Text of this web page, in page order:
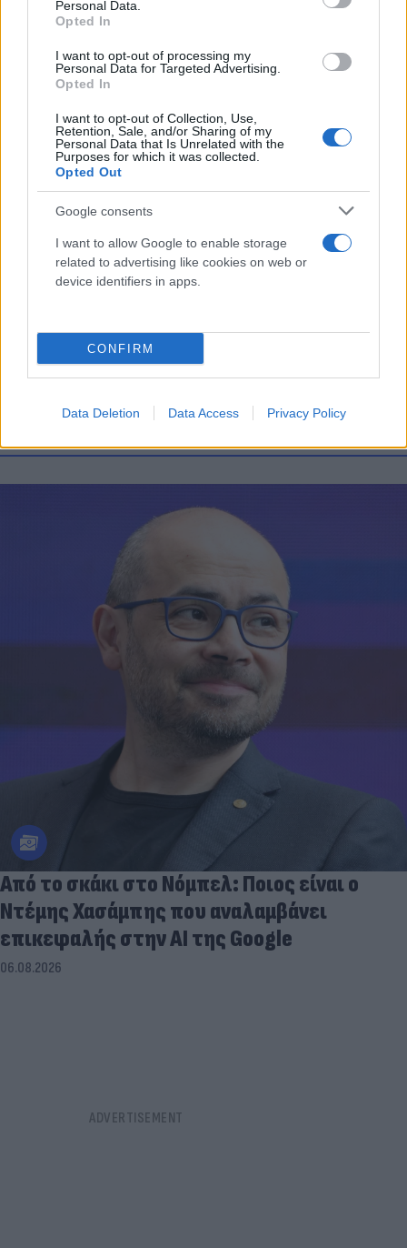
Personal Data.
Opted In
I want to opt-out of processing my
Personal Data for Targeted Advertising.
Opted In
I want to opt-out of Collection, Use,
Retention, Sale, and/or Sharing of my
Personal Data that Is Unrelated with the
Purposes for which it was collected.
Opted Out
Google consents
I want to allow Google to enable storage
related to advertising like cookies on web or
device identifiers in apps.
CONFIRM
Data Deletion Data Access Privacy Policy
Από το σκάκι στο Νόμπελ: Ποιος είναι ο
Ντέμης Χασάμπης που αναλαμβάνει
επικεφαλής στην ΑΙ της Google
06.08.2026